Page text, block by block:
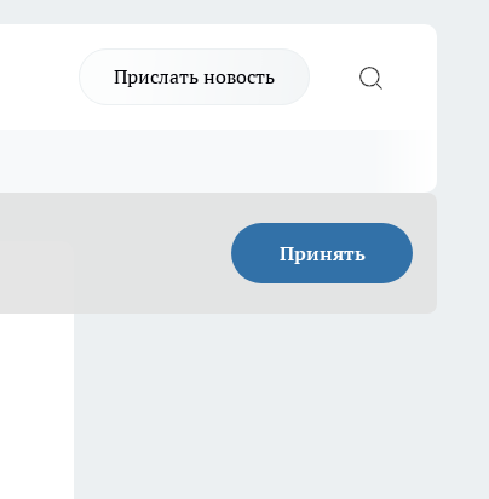
Прислать новость
Принять